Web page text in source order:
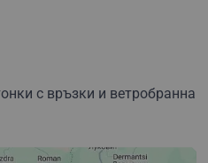
с връзки и ветробранна